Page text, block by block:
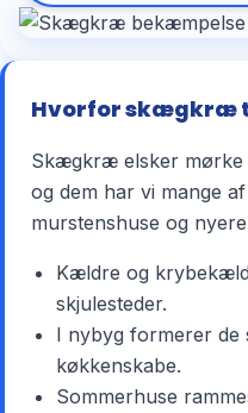
Hvorfor skægkræ
Skægkræ elsker mørke
og dem har vi mange
murstenshuse og
Kældre og
skjulesteder.
I nybyg formerer de
køkkenskabe.
Sommerhuse